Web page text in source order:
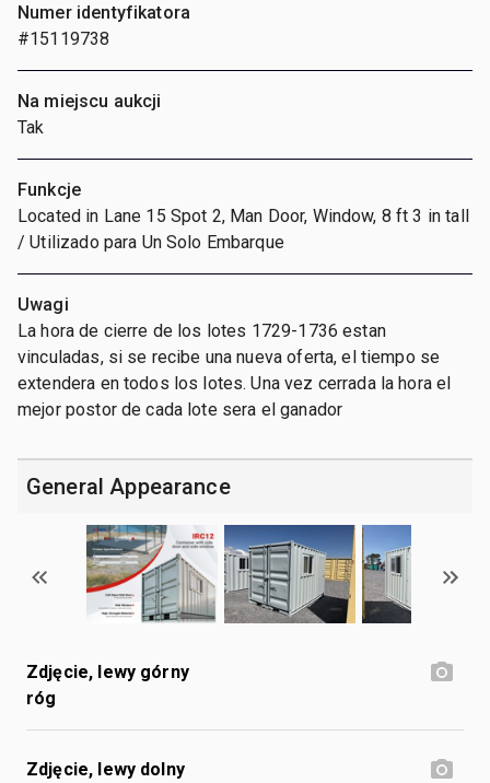
Numer identyfikatora
#15119738
Na miejscu aukcji
Tak
Funkcje
Located in Lane 15 Spot 2, Man Door, Window, 8 ft 3 in tall
/ Utilizado para Un Solo Embarque
Uwagi
La hora de cierre de los lotes 1729-1736 estan
vinculadas, si se recibe una nueva oferta, el tiempo se
extendera en todos los lotes. Una vez cerrada la hora el
mejor postor de cada lote sera el ganador
General Appearance
Zdjęcie, lewy górny
róg
Zdjęcie, lewy dolny